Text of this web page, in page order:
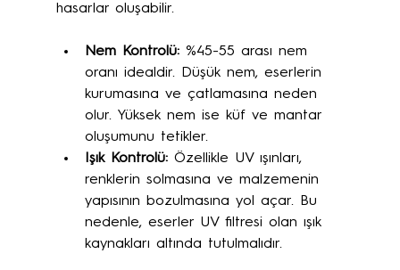
hasarlar oluşabilir.
Nem Kontrolü: %45-55 arası nem
oranı idealdir. Düşük nem, eserlerin
kurumasına ve çatlamasına neden
olur. Yüksek nem ise küf ve mantar
oluşumunu tetikler.
Işık Kontrolü: Özellikle UV ışınları,
renklerin solmasına ve malzemenin
yapısının bozulmasına yol açar. Bu
nedenle, eserler UV filtresi olan ışık
kaynakları altında tutulmalıdır.